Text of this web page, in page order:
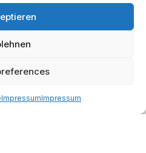
ImpressumImpressum
Prognosen